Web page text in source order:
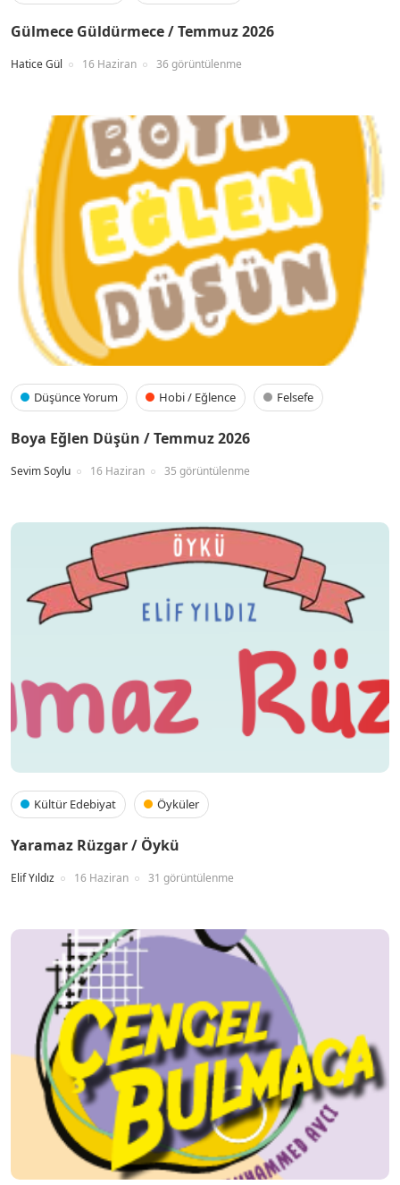
Gülmece Güldürmece / Temmuz 2026
Hatice Gül 16 Haziran 36 görüntülenme
Düşünce Yorum Hobi / Eğlence Felsefe
Boya Eğlen Düşün / Temmuz 2026
Sevim Soylu 16 Haziran 35 görüntülenme
Kültür Edebiyat Öyküler
Yaramaz Rüzgar / Öykü
Elif Yıldız 16 Haziran 31 görüntülenme